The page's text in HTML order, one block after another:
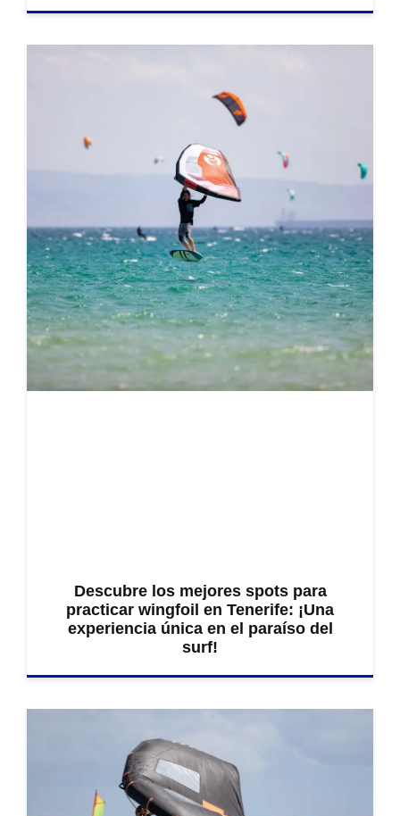
Descubre los mejores spots para
practicar wingfoil en Tenerife: ¡Una
experiencia única en el paraíso del
surf!